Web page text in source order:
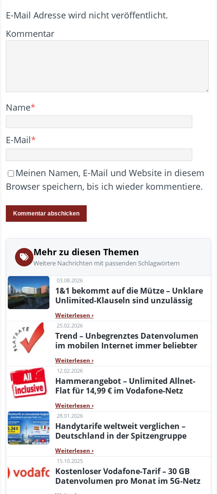
E-Mail Adresse wird nicht veröffentlicht.
Kommentar
Name*
E-Mail*
Meinen Namen, E-Mail und Website in diesem
Browser speichern, bis ich wieder kommentiere.
Mehr zu diesen Themen
Weitere Nachrichten mit passenden Schlagwörtern
03.08.2026
1&1 bekommt auf die Mütze – Unklare
Unlimited-Klauseln sind unzulässig
Weiterlesen ›
25.02.2026
Trend – Unbegrenztes Datenvolumen
im mobilen Internet immer beliebter
Weiterlesen ›
12.02.2026
Hammerangebot – Unlimited Allnet-
Flat für 14,99 € im Vodafone-Netz
Weiterlesen ›
28.01.2026
Handytarife weltweit verglichen –
Deutschland in der Spitzengruppe
Weiterlesen ›
15.10.2025
Kostenloser Vodafone-Tarif – 30 GB
Datenvolumen pro Monat im 5G-Netz